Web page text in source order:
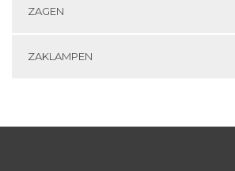
ZAGEN
ZAKLAMPEN